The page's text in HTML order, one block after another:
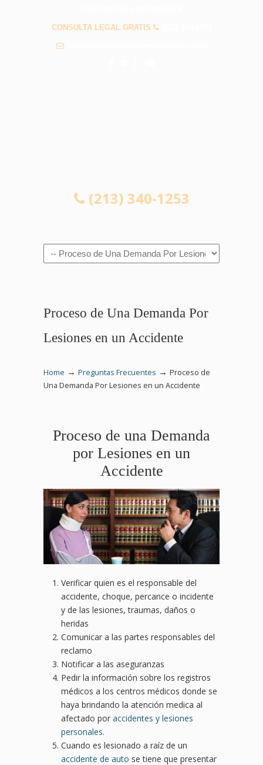
CONSULTA LEGAL GRATIS
(213) 340-1253
Navigation
Proceso de Una Demanda Por
Lesiones en un Accidente
Home → Preguntas Frecuentes → Proceso de
Una Demanda Por Lesiones en un Accidente
Proceso de una Demanda
por Lesiones en un
Accidente
Verificar quien es el responsable del
accidente, choque, percance o incidente
y de las lesiones, traumas, daños o
heridas
Comunicar a las partes responsables del
reclamo
Notificar a las aseguranzas
Pedir la información sobre los registros
médicos a los centros médicos donde se
haya brindando la atención medica al
afectado por accidentes y lesiones
personales.
Cuando es lesionado a raíz de un
accidente de auto se tiene que presentar